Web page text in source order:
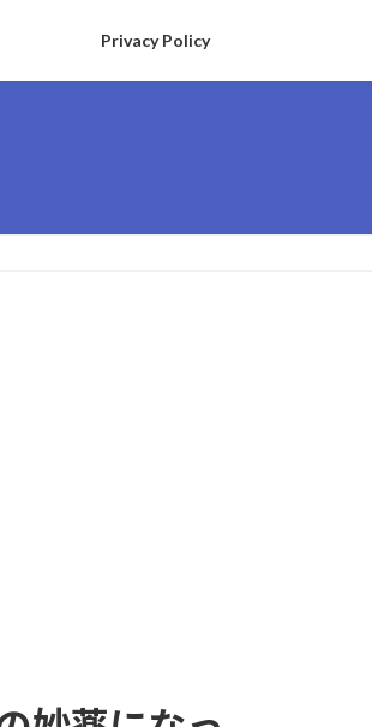
Privacy Policy